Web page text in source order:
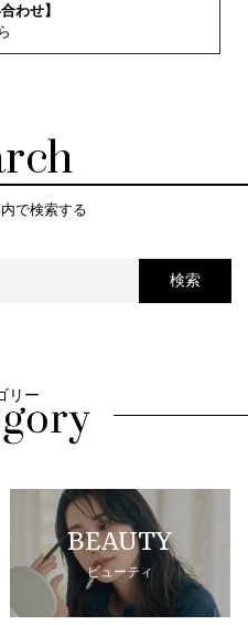
わせ】
で検索する
検索
リー
BEAUTY
ビューティ